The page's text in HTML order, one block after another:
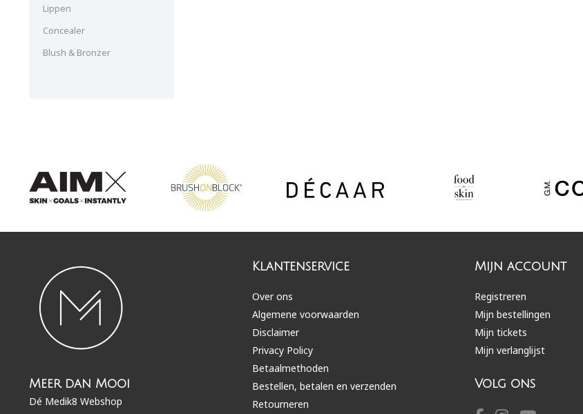
Lippen
Concealer
Blush & Bronzer
Meer dan Mooi
Dé Medik8 Webshop
Klantenservice
Over ons
Algemene voorwaarden
Disclaimer
Privacy Policy
Betaalmethoden
Bestellen, betalen en verzenden
Retourneren
Mijn account
Registreren
Mijn bestellingen
Mijn tickets
Mijn verlanglijst
Volg ons